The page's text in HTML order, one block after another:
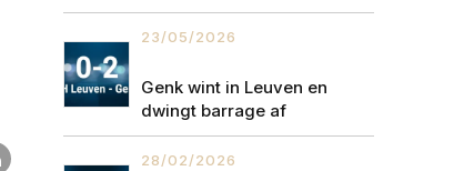
23/05/2026
Genk wint in Leuven en
dwingt barrage af
28/02/2026